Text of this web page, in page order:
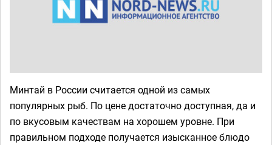
Минтай в России считается одной из самых
популярных рыб. По цене достаточно доступная, да и
по вкусовым качествам на хорошем уровне. При
правильном подходе получается изысканное блюдо